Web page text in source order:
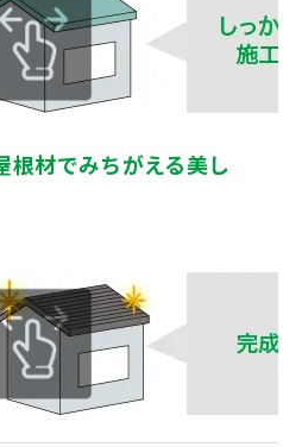
根材でみちがえる美し